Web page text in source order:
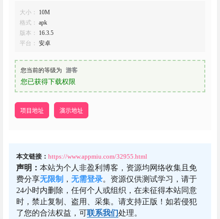
大小：
10M
格式： apk
版本：
16.3.5
平台： 安卓
您当前的等级为 游客
您已获得下载权限
项目地址 演示地址
本文链接： https://www.appmiu.com/32955.html
声明： 本站为个人非盈利博客，资源均网络收集且免
费分享无限制 ， 无需登录。资源仅供测试学习，请于
24小时内删除，任何个人或组织，在未征得本站同意
时，禁止复制、盗用、采集。请支持正版！如若侵犯
了您的合法权益，可联系我们处理。